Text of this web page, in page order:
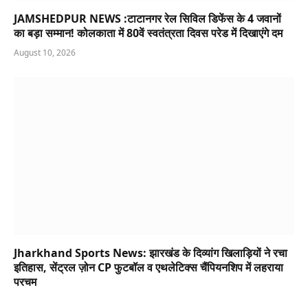
JAMSHEDPUR NEWS :टाटानगर रेल सिविल डिफेंस के 4 जवानों
का बड़ा सम्मान! कोलकाता में 80वें स्वतंत्रता दिवस परेड में दिखाएंगे दम
August 10, 2026
Jharkhand Sports News: झारखंड के दिव्यांग खिलाड़ियों ने रचा
इतिहास, सेंट्रल ज़ोन CP फुटबॉल व एथलेटिक्स चैंपियनशिप में लहराया
परचम